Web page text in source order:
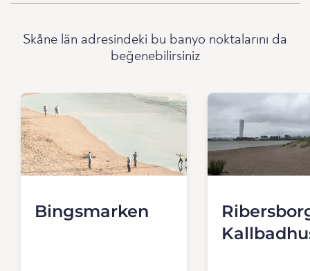
Skåne län adresindeki bu banyo noktalarını da
beğenebilirsiniz
Bingsmarken